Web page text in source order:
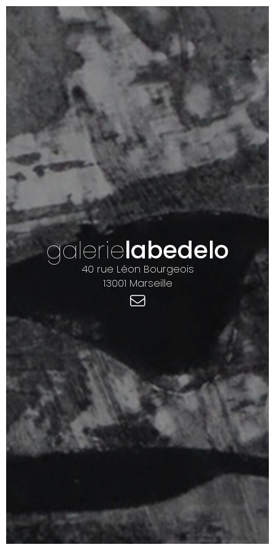
galerielabedelo
40 rue Léon Bourgeois
13001 Marseille